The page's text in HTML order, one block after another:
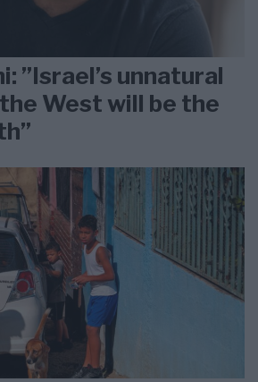
”Israel’s unnatural
West will be the